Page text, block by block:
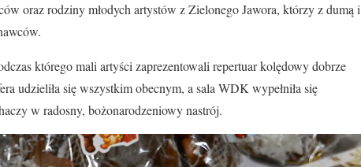
oraz rodziny młodych artystów z Zielonego Jawora, którzy z dumą i
którego mali artyści zaprezentowali repertuar kolędowy dobrze
udzieliła się wszystkim obecnym, a sala WDK wypełniła się
w radosny, bożonarodzeniowy nastrój.